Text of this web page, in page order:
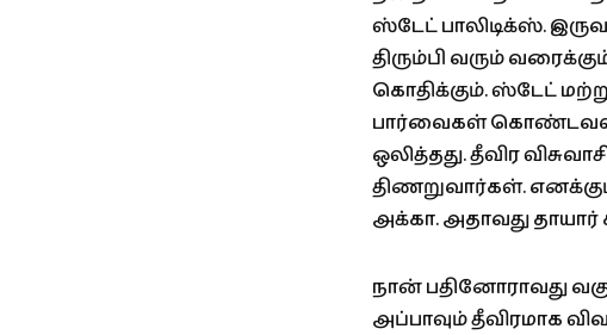
ஸ்டேட் பாலிடிக்ஸ்.
திரும்பி வரும்
கொதிக்கும். ஸ்டேட்
பார்வைகள்
ஒலித்தது. தீவிர
திணறுவார்கள்.
அக்கா. அதாவது
நான் பதினோராவது
அப்பாவும் தீவிரமாக